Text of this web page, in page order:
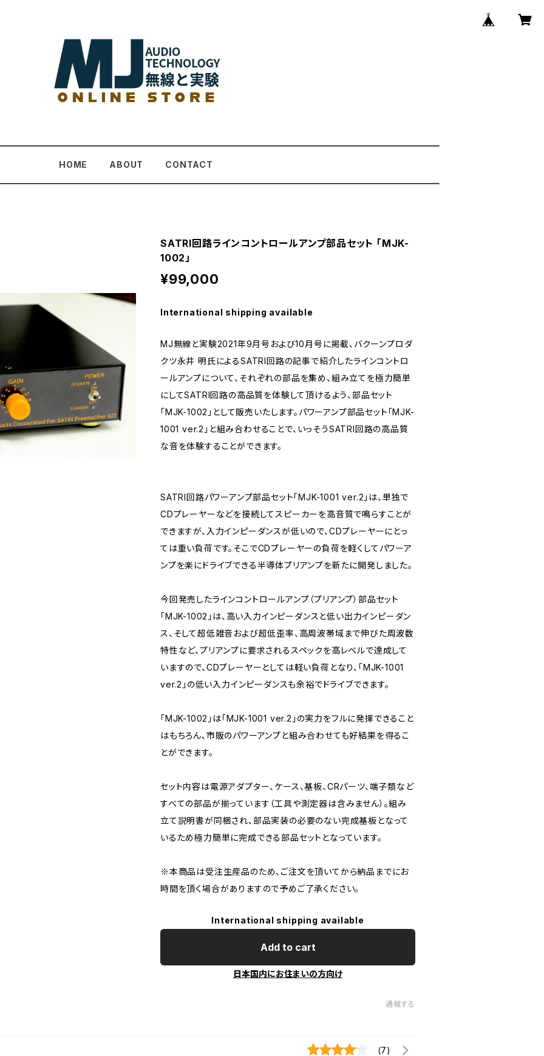
HOME ABOUT CONTACT
SATRI回路ラインコントロールアンプ部品セット 「MJK-
1002」
¥99,000
International shipping available
MJ無線と実験2021年9月号および10月号に掲載、バクーンプロダ
クツ永井 明氏によるSATRI回路の記事で紹介したラインコントロ
ールアンプについて、それぞれの部品を集め、組み立てを極力簡単
にしてSATRI回路の高品質を体験して頂けるよう、部品セット
「MJK-1002」として販売いたします。パワーアンプ部品セット「MJK-
1001 ver.2」と組み合わせることで、いっそうSATRI回路の高品質
な音を体験することができます。
SATRI回路パワーアンプ部品セット「MJK-1001 ver.2」は、単独で
CDプレーヤーなどを接続してスピーカーを高音質で鳴らすことが
できますが、入力インピーダンスが低いので、CDプレーヤーにとっ
ては重い負荷です。そこでCDプレーヤーの負荷を軽くしてパワーア
ンプを楽にドライブできる半導体プリアンプを新たに開発しました。
今回発売したラインコントロールアンプ（プリアンプ）部品セット
「MJK-1002」は、高い入力インピーダンスと低い出力インピーダン
ス、そして超低雑音および超低歪率、高周波帯域まで伸びた周波数
特性など、プリアンプに要求されるスペックを高レベルで達成して
いますので、CDプレーヤーとしては軽い負荷となり、「MJK-1001
ver.2」の低い入力インピーダンスも余裕でドライブできます。
「MJK-1002」は「MJK-1001 ver.2」の実力をフルに発揮できること
はもちろん、市販のパワーアンプと組み合わせても好結果を得るこ
とができます。
セット内容は電源アダプター、ケース、基板、CRパーツ、端子類など
すべての部品が揃っています（工具や測定器は含みません）。組み
立て説明書が同梱され、部品実装の必要のない完成基板となって
いるため極力簡単に完成できる部品セットとなっています。
※本商品は受注生産品のため、ご注文を頂いてから納品までにお
時間を頂く場合がありますので予めご了承ください。
International shipping available
Add to cart
日本国内にお住まいの方向け
通報する
(7)